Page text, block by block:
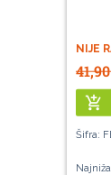
NIJE
add_shopping_cart
Šifra: